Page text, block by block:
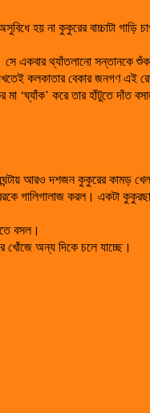
হয় না কুকুরের বাচ্চাটা
একবার থ্যাঁতলানো সন্তানকে
কলকাতার বেকার জনগণ এই
‘ঘ্যাঁক’ করে তার হাঁটুতে
আরও দশজন কুকুরের কামড়
গালিগালাজ করল। একটা
বসল।
খোঁজে অন্য দিকে চলে যাচ্ছে।